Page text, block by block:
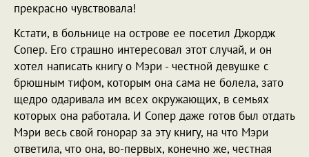
прекрасно чувствовала!
Кстати, в больнице на острове ее посетил Джордж
Сопер. Его страшно интересовал этот случай, и он
хотел написать книгу о Мэри - честной девушке с
брюшным тифом, которым она сама не болела, зато
щедро одаривала им всех окружающих, в семьях
которых она работала. И Сопер даже готов был отдать
Мэри весь свой гонорар за эту книгу, на что Мэри
ответила, что она, во-первых, конечно же, честная